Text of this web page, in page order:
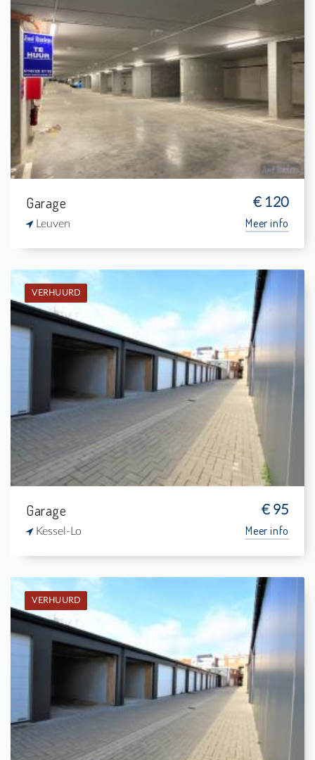
Verhuurd: Staanplaats
-
-
-
Garage € 120
Leuven Meer info
VERHUURD
Verhuurd: Garagebox
-
-
Garage € 95
Kessel-Lo Meer info
VERHUURD
Verhuurd: Garagebox
-
-